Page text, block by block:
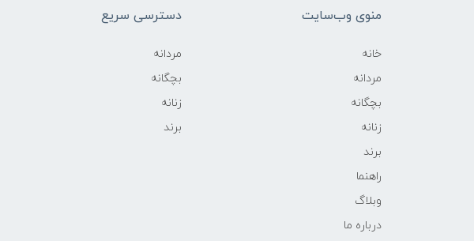
منوی وب‌سایت
خانه
مردانه
بچگانه
زنانه
برند
راهنما
وبلاگ
درباره ما
دسترسی سریع
مردانه
بچگانه
زنانه
برند